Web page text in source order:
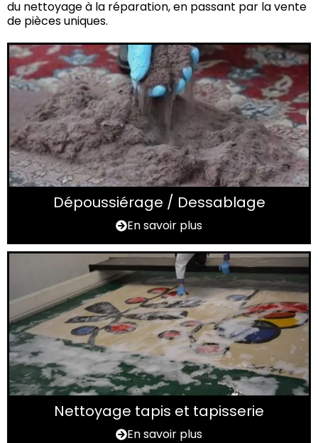
du nettoyage à la réparation, en passant par la vente
de pièces uniques.
Dépoussiérage / Dessablage
En savoir plus
Nettoyage tapis et tapisserie
En savoir plus